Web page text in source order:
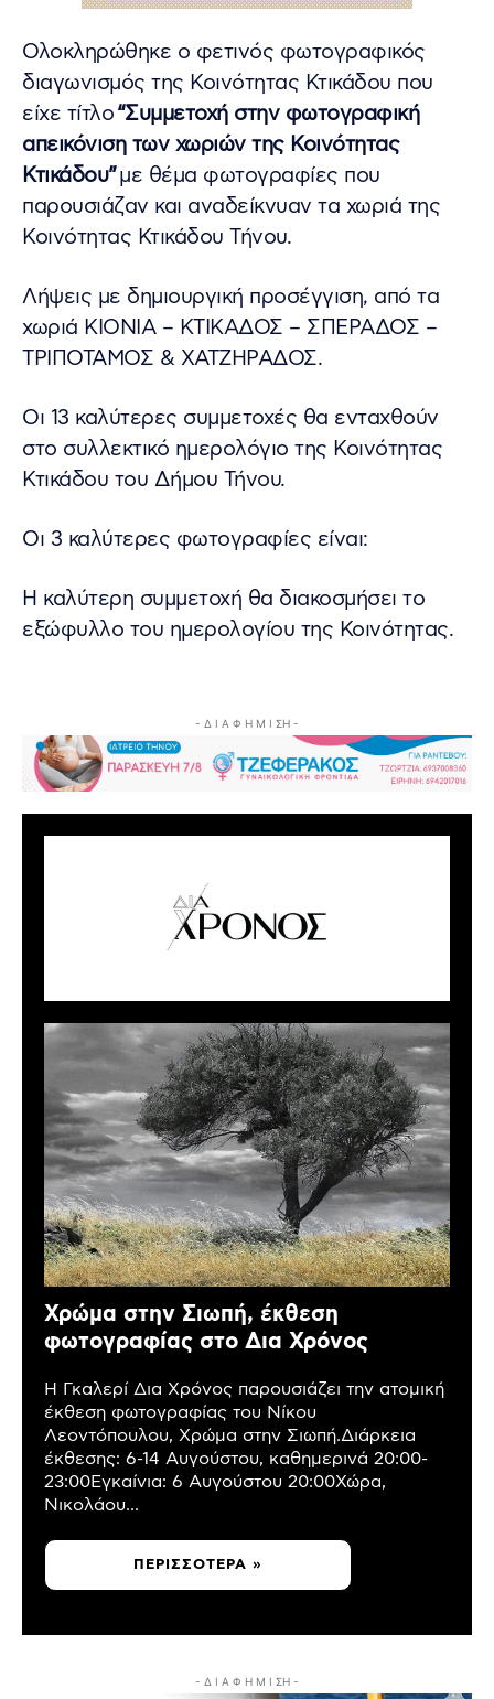
Ολοκληρώθηκε ο φετινός φωτογραφικός
διαγωνισμός της Κοινότητας Κτικάδου που
είχε τίτλο“Συμμετοχή στην φωτογραφική
απεικόνιση των χωριών της Κοινότητας
Κτικάδου”με θέμα φωτογραφίες που
παρουσιάζαν και αναδείκνυαν τα χωριά της
Κοινότητας Κτικάδου Τήνου.
Λήψεις με δημιουργική προσέγγιση, από τα
χωριά ΚΙΟΝΙΑ – ΚΤΙΚΑΔΟΣ – ΣΠΕΡΑΔΟΣ –
ΤΡΙΠΟΤΑΜΟΣ & ΧΑΤΖΗΡΑΔΟΣ.
Οι 13 καλύτερες συμμετοχές θα ενταχθούν
στο συλλεκτικό ημερολόγιο της Κοινότητας
Κτικάδου του Δήμου Τήνου.
Οι 3 καλύτερες φωτογραφίες είναι:
Η καλύτερη συμμετοχή θα διακοσμήσει το
εξώφυλλο του ημερολογίου της Κοινότητας.
- Δ Ι Α Φ Η Μ Ι ΣΗ -
Χρώμα στην Σιωπή, έκθεση
φωτογραφίας στο Δια Χρόνος
Η Γκαλερί Δια Χρόνος παρουσιάζει την ατομική
έκθεση φωτογραφίας του Νίκου
Λεοντόπουλου, Χρώμα στην Σιωπή.Διάρκεια
έκθεσης: 6-14 Αυγούστου, καθημερινά 20:00-
23:00Εγκαίνια: 6 Αυγούστου 20:00Χώρα,
Νικολάου...
ΠΕΡΙΣΣΌΤΕΡΑ »
- Δ Ι Α Φ Η Μ Ι ΣΗ -